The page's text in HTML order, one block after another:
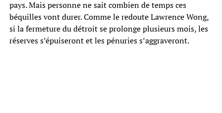
pays. Mais personne ne sait combien de temps ces
béquilles vont durer. Comme le redoute Lawrence Wong,
si la fermeture du détroit se prolonge plusieurs mois, les
réserves s’épuiseront et les pénuries s’aggraveront.